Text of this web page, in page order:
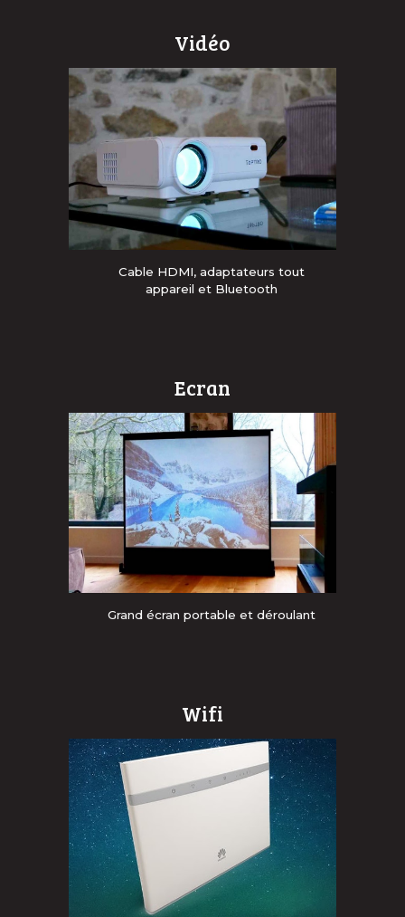
Vidéo
Cable HDMI, adaptateurs tout
appareil et Bluetooth
Ecran
Grand écran portable et déroulant
Wifi